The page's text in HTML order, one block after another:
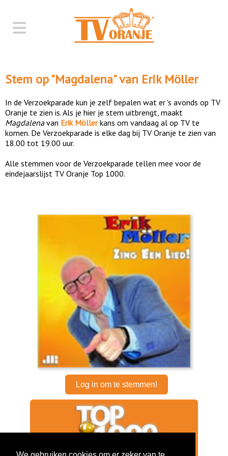
Stem op "Magdalena" van Erik Möller
In de Verzoekparade kun je zelf bepalen wat er 's avonds op TV
Oranje te zien is. Als je hier je stem uitbrengt, maakt
Magdalenavan Erik Möllerkans om vandaag al op TV te
komen. De Verzoekparade is elke dag bij TV Oranje te zien van
18.00 tot 19.00 uur.
Alle stemmen voor de Verzoekparade tellen mee voor de
eindejaarslijst TV Oranje Top 1000.
Log in om te stemmen!